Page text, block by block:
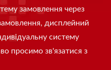
замовлення через
дисплейний
систему
просимо зв'язатися з